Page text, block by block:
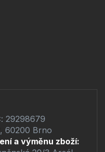
29298679
60200 Brno
a výměnu zboží: